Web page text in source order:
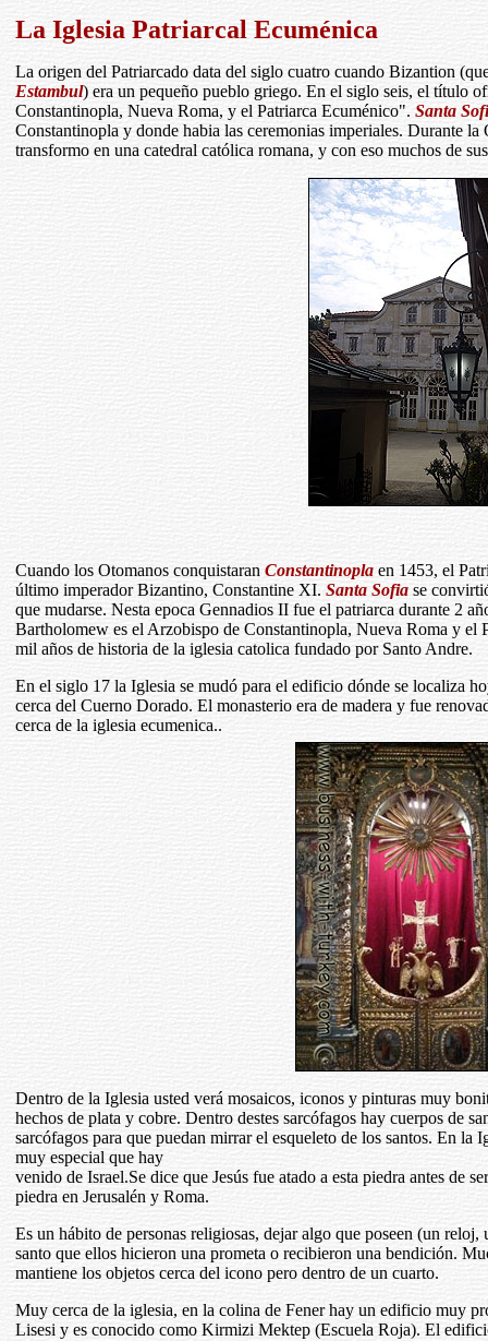
La Iglesia Patriarcal Ecuménica
La origen del Patriarcado data del siglo cuatro cuando Bizantion
Estambul) era un pequeño pueblo griego. En el siglo seis, el título
Constantinopla, Nueva Roma, y el Patriarca Ecuménico". Santa
Constantinopla y donde habia las ceremonias imperiales. Durante
transformo en una catedral católica romana, y con eso muchos de
Cuando los Otomanos conquistaran Constantinopla en 1453, el
último imperador Bizantino, Constantine XI. Santa Sofia se
que mudarse. Nesta epoca Gennadios II fue el patriarca durante 2
Bartholomew es el Arzobispo de Constantinopla, Nueva Roma y el
mil años de historia de la iglesia catolica fundado por Santo Andre.
En el siglo 17 la Iglesia se mudó para el edificio dónde se localiza
cerca del Cuerno Dorado. El monasterio era de madera y fue
cerca de la iglesia ecumenica..
Dentro de la Iglesia usted verá mosaicos, iconos y pinturas muy
hechos de plata y cobre. Dentro destes sarcófagos hay cuerpos de
sarcófagos para que puedan mirrar el esqueleto de los santos. En la
muy especial que hay
venido de Israel.Se dice que Jesús fue atado a esta piedra antes de
piedra en Jerusalén y Roma.
Es un hábito de personas religiosas, dejar algo que poseen (un
santo que ellos hicieron una prometa o recibieron una bendición.
mantiene los objetos cerca del icono pero dentro de un cuarto.
Muy cerca de la iglesia, en la colina de Fener hay un edificio muy
Lisesi y es conocido como Kirmizi Mektep (Escuela Roja). El